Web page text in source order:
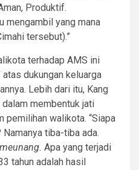
Produktif.
mengambil yang mana
tersebut).”
terhadap AMS ini
atas dukungan keluarga
Lebih dari itu, Kang
membentuk jati
pemilihan walikota. “Siapa
tiba-tiba ada.
Apa yang terjadi
tahun adalah hasil